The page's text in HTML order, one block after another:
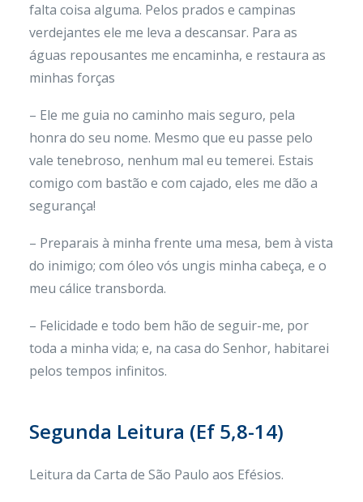
falta coisa alguma. Pelos prados e campinas
verdejantes ele me leva a descansar. Para as
águas repousantes me encaminha, e restaura as
minhas forças
– Ele me guia no caminho mais seguro, pela
honra do seu nome. Mesmo que eu passe pelo
vale tenebroso, nenhum mal eu temerei. Estais
comigo com bastão e com cajado, eles me dão a
segurança!
– Preparais à minha frente uma mesa, bem à vista
do inimigo; com óleo vós ungis minha cabeça, e o
meu cálice transborda.
– Felicidade e todo bem hão de seguir-me, por
toda a minha vida; e, na casa do Senhor, habitarei
pelos tempos infinitos.
Segunda Leitura (Ef 5,8-14)
Leitura da Carta de São Paulo aos Efésios.